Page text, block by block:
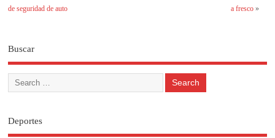
de seguridad de auto
a fresco»
Buscar
Deportes